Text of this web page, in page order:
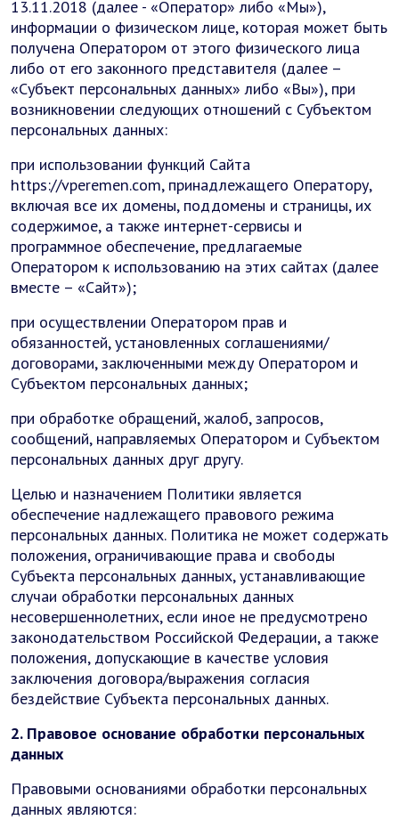
13.11.2018 (далее - «Оператор» либо «Мы»),
информации о физическом лице, которая может быть
получена Оператором от этого физического лица
либо от его законного представителя (далее –
«Субъект персональных данных» либо «Вы»), при
возникновении следующих отношений с Субъектом
персональных данных:
при использовании функций Сайта
https://vperemen.com, принадлежащего Оператору,
включая все их домены, поддомены и страницы, их
содержимое, а также интернет-сервисы и
программное обеспечение, предлагаемые
Оператором к использованию на этих сайтах (далее
вместе – «Сайт»);
при осуществлении Оператором прав и
обязанностей, установленных соглашениями/
договорами, заключенными между Оператором и
Субъектом персональных данных;
при обработке обращений, жалоб, запросов,
сообщений, направляемых Оператором и Субъектом
персональных данных друг другу.
Целью и назначением Политики является
обеспечение надлежащего правового режима
персональных данных. Политика не может содержать
положения, ограничивающие права и свободы
Субъекта персональных данных, устанавливающие
случаи обработки персональных данных
несовершеннолетних, если иное не предусмотрено
законодательством Российской Федерации, а также
положения, допускающие в качестве условия
заключения договора/выражения согласия
бездействие Субъекта персональных данных.
2. Правовое основание обработки персональных
данных
Правовыми основаниями обработки персональных
данных являются: